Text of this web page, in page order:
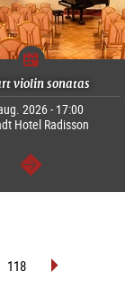
violin sonatas
2026 - 17:00
Hotel Radisson
Tovább
118 Lapozás